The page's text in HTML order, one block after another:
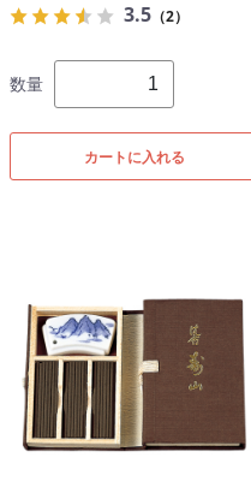
3.5 （2）
数量
カートに入れる